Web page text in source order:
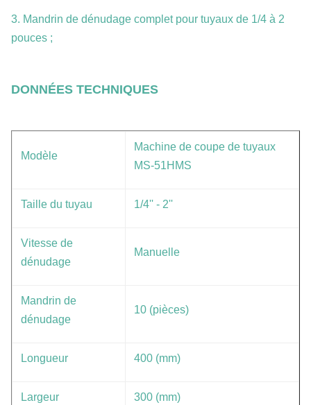
3. Mandrin de dénudage complet pour tuyaux de 1/4 à 2
pouces ;
DONNÉES TECHNIQUES
Modèle
Machine de coupe de tuyaux
MS-51HMS
Taille du tuyau 1/4'' - 2''
Vitesse de
dénudage
Manuelle
Mandrin de
dénudage
10 (pièces)
Longueur 400 (mm)
Largeur 300 (mm)